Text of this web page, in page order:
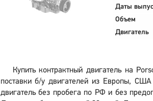
Даты
Объем
Двигатель
Купить контрактный двигатель на
поставки б/у двигателей из Европы,
двигатель без пробега по РФ и без